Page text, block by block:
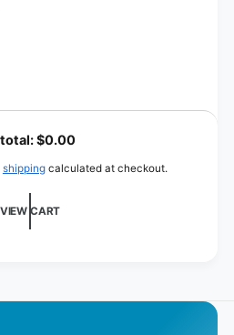
$0.00
shipping calculated at checkout.
VIEW CART